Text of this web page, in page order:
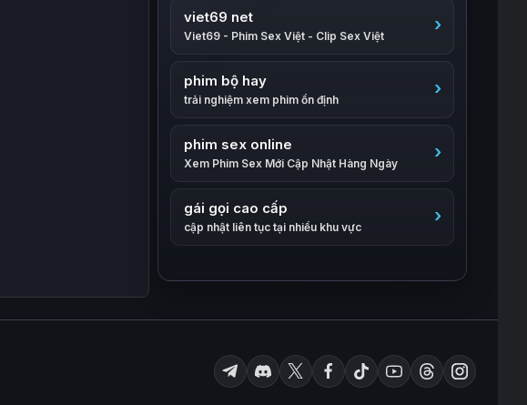
viet69 net
Viet69 - Phim Sex Việt - Clip Sex Việt
phim bộ hay
trải nghiệm xem phim ổn định
phim sex online
Xem Phim Sex Mới Cập Nhật Hàng Ngày
gái gọi cao cấp
cập nhật liên tục tại nhiều khu vực